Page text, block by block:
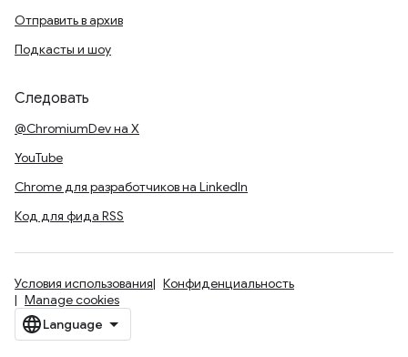
Отправить в архив
Подкасты и шоу
Следовать
@ChromiumDev на X
YouTube
Chrome для разработчиков на LinkedIn
Код для фида RSS
Условия использования
Конфиденциальность
Manage cookies